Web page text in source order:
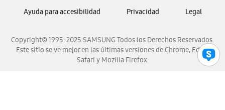
Samsung Venezuela
Copyright© 1995-2025 SAMSUNG Todos los Derechos Reservados.
Este sitio se ve mejor en las últimas versiones de Chrome, Edge,
Safari y Mozilla Firefox.
Ayuda para accesibilidad Privacidad Legal